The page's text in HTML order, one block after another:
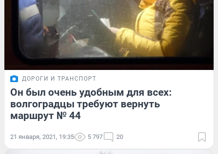
ДОРОГИ И ТРАНСПОРТ
Он был очень удобным для всех:
волгоградцы требуют вернуть
маршрут № 44
21 января, 2021, 19:35 5 797 20